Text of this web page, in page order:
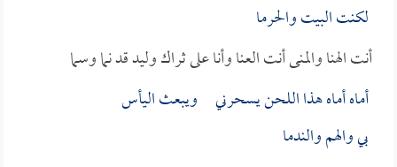
لكنت البيت والحرما
أنت الهنا والمنى أنت العنا وأنا على ثراك وليد قد نما وسما
أماه أماه هذا اللحن يسحرني ويبعث اليأس
بي والهم والندما